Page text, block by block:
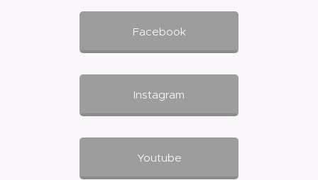
Facebook
Instagram
Youtube